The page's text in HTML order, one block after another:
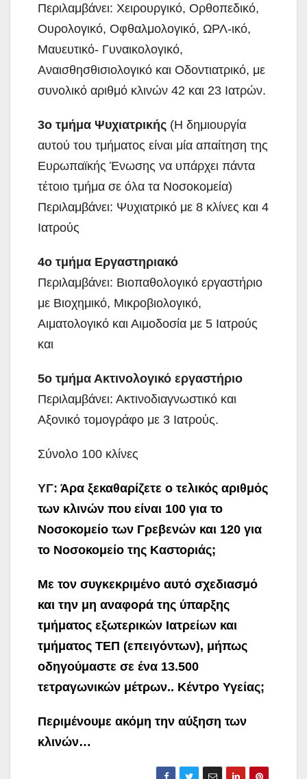
Περιλαμβάνει: Χειρουργικό, Ορθοπεδικό,
Ουρολογικό, Οφθαλμολογικό, ΩΡΛ-ικό,
Μαυευτικό- Γυναικολογικό,
Αναισθησθισιολογικό και Οδοντιατρικό, με
συνολικό αριθμό κλινών 42 και 23 Ιατρών.
3ο τμήμα Ψυχιατρικής (Η δημιουργία
αυτού του τμήματος είναι μία απαίτηση της
Ευρωπαϊκής Ένωσης να υπάρχει πάντα
τέτοιο τμήμα σε όλα τα Νοσοκομεία)
Περιλαμβάνει: Ψυχιατρικό με 8 κλίνες και 4
Ιατρούς
4ο τμήμα Εργαστηριακό
Περιλαμβάνει: Βιοπαθολογικό εργαστήριο
με Βιοχημικό, Μικροβιολογικό,
Αιματολογικό και Αιμοδοσία με 5 Ιατρούς
και
5ο τμήμα Ακτινολογικό εργαστήριο
Περιλαμβάνει: Ακτινοδιαγνωστικό και
Αξονικό τομογράφο με 3 Ιατρούς.
Σύνολο 100 κλίνες
ΥΓ: Άρα ξεκαθαρίζετε ο τελικός αριθμός
των κλινών που είναι 100 για το
Νοσοκομείο των Γρεβενών και 120 για
το Νοσοκομείο της Καστοριάς;
Με τον συγκεκριμένο αυτό σχεδιασμό
και την μη αναφορά της ύπαρξης
τμήματος εξωτερικών Ιατρείων και
τμήματος ΤΕΠ (επειγόντων), μήπως
οδηγούμαστε σε ένα 13.500
τετραγωνικών μέτρων.. Κέντρο Υγείας;
Περιμένουμε ακόμη την αύξηση των
κλινών…